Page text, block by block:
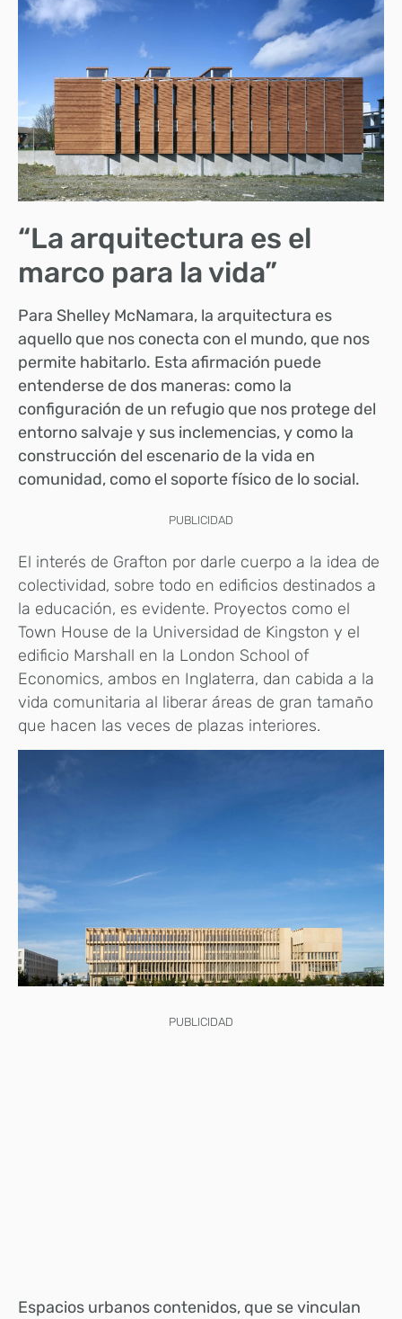
“La arquitectura es el
marco para la vida”
Para Shelley McNamara, la arquitectura es
aquello que nos conecta con el mundo, que nos
permite habitarlo. Esta afirmación puede
entenderse de dos maneras: como la
configuración de un refugio que nos protege del
entorno salvaje y sus inclemencias, y como la
construcción del escenario de la vida en
comunidad, como el soporte físico de lo social.
PUBLICIDAD
El interés de Grafton por darle cuerpo a la idea de
colectividad, sobre todo en edificios destinados a
la educación, es evidente. Proyectos como el
Town House de la Universidad de Kingston y el
edificio Marshall en la London School of
Economics, ambos en Inglaterra, dan cabida a la
vida comunitaria al liberar áreas de gran tamaño
que hacen las veces de plazas interiores.
PUBLICIDAD
Espacios urbanos contenidos, que se vinculan